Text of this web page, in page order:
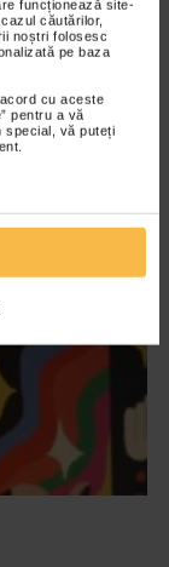
funcționează site-
căutărilor,
noștri folosesc
pe baza
cu aceste
pentru a vă
special, vă puteți